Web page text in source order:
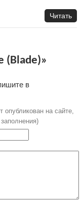
Читать
(Blade)»
в
опубликован на сайте,